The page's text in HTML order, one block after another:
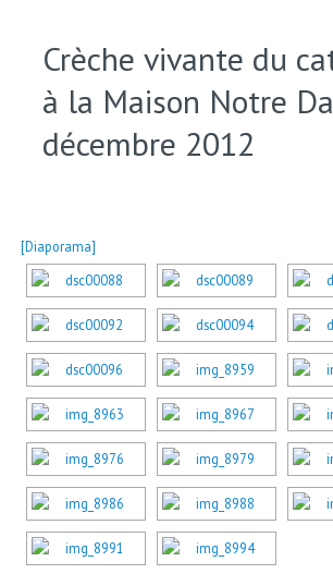
Crèche vivante du
à la Maison Notre
décembre 2012
[Diaporama]